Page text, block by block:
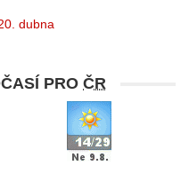
dubna
PRO ČR